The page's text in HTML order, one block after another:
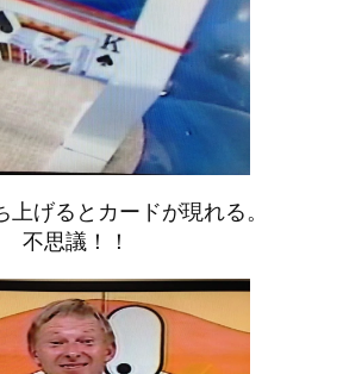
上げるとカードが現れる。
不思議！！